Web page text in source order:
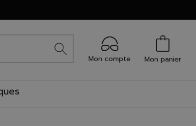
Mon compte Mon panier